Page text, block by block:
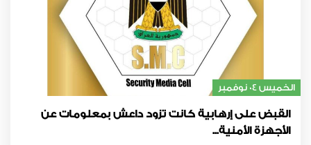
الخميس 04 نوفمبر
القبض على إرهابية كانت تزود داعش بمعلومات عن
الأجهزة الأمنية...